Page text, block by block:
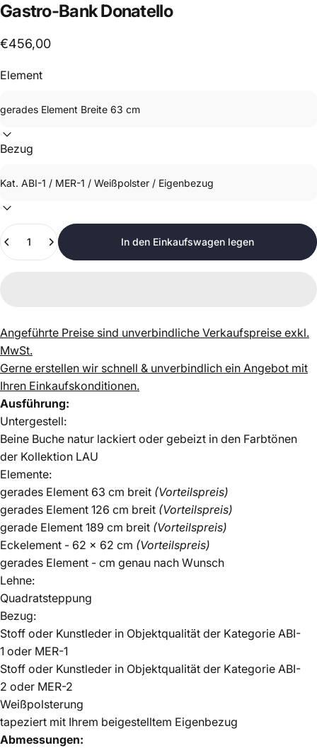
Gastro-BankDonatello
€456,00
Element
Bezug
Anzahl
In den Einkaufswagen legen
Angeführte Preise sind unverbindliche Verkaufspreise exkl.
MwSt.
Gerne erstellen wir schnell & unverbindlich ein Angebot mit
Ihren Einkaufskonditionen.
Ausführung:
Untergestell:
Beine Buche natur lackiert oder gebeizt in den Farbtönen
der Kollektion LAU
Elemente:
gerades Element 63 cm breit (Vorteilspreis)
gerades Element 126 cm breit (Vorteilspreis)
gerade Element 189 cm breit (Vorteilspreis)
Eckelement - 62 x 62 cm (Vorteilspreis)
gerades Element - cm genau nach Wunsch
Lehne:
Quadratsteppung
Bezug:
Stoff oder Kunstleder in Objektqualität der Kategorie ABI-
1 oder MER-1
Stoff oder Kunstleder in Objektqualität der Kategorie ABI-
2 oder MER-2
Weißpolsterung
tapeziert mit Ihrem beigestelltem Eigenbezug
Abmessungen: